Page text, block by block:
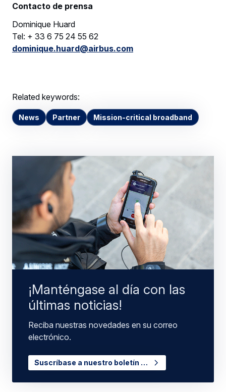
Contacto de prensa
Dominique Huard
Tel: + 33 6 75 24 55 62
dominique.huard@airbus.com
Related keywords:
News Partner Mission-critical broadband
¡Manténgase al día con las
últimas noticias!
Reciba nuestras novedades en su correo
electrónico.
Suscríbase a nuestro boletín …